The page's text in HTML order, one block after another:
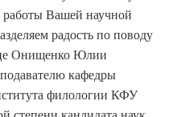
работы Вашей научной
радость по поводу
Онищенко Юлии
кафедры
филологии КФУ